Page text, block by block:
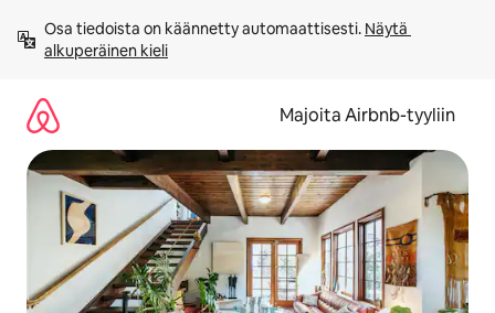
sisältö
väliin
Osa tiedoista on käännetty automaattisesti. Näytä
alkuperäinen kieli
Majoita Airbnb-tyyliin